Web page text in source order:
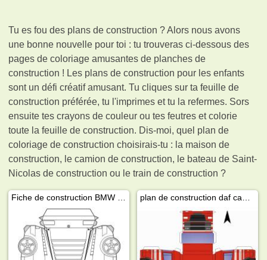
Tu es fou des plans de construction ? Alors nous avons
une bonne nouvelle pour toi : tu trouveras ci-dessous des
pages de coloriage amusantes de planches de
construction ! Les plans de construction pour les enfants
sont un défi créatif amusant. Tu cliques sur ta feuille de
construction préférée, tu l'imprimes et tu la refermes. Sors
ensuite tes crayons de couleur ou tes feutres et colorie
toute la feuille de construction. Dis-moi, quel plan de
coloriage de construction choisirais-tu : la maison de
construction, le camion de construction, le bateau de Saint-
Nicolas de construction ou le train de construction ?